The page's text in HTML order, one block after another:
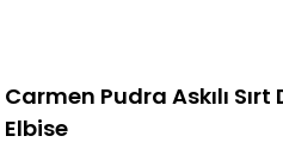
Carmen Pudra Askılı
Elbise